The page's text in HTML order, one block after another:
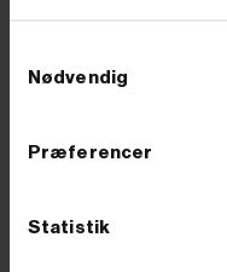
Nødvendig
Præferencer
Statistik
Vil du have mest
løst bagefter. Er
ved, at en
står vi klar med